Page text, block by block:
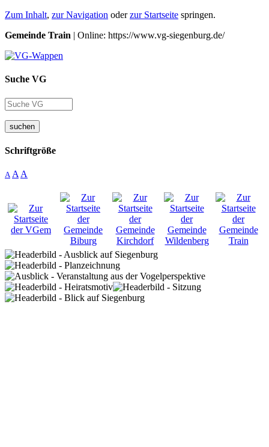
Zum Inhalt, zur Navigation oderzur Startseite springen.
Gemeinde Train | Online: https://www.vg-siegenburg.de/
Suche VG
suchen
Schriftgröße
A A A